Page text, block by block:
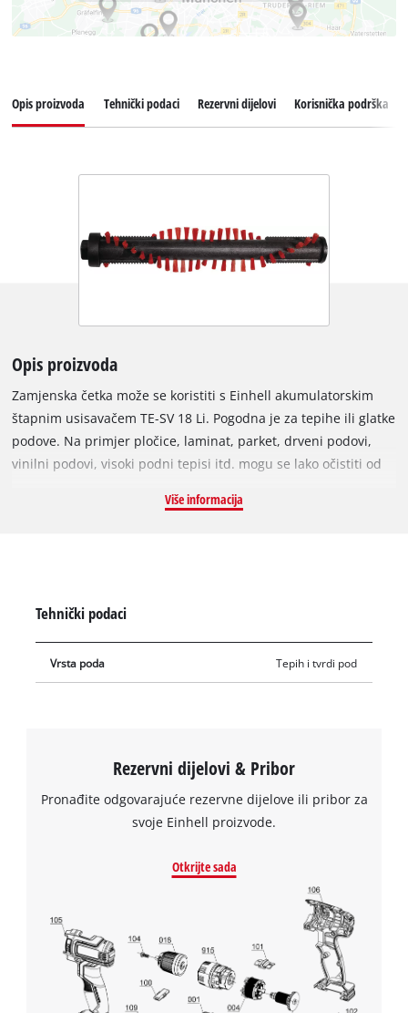
Opis proizvoda Tehnički podaci Rezervni dijelovi Korisnička podrška
Opis proizvoda
Zamjenska četka može se koristiti s Einhell akumulatorskim
štapnim usisavačem TE-SV 18 Li. Pogodna je za tepihe ili glatke
podove. Na primjer pločice, laminat, parket, drveni podovi,
vinilni podovi, visoki podni tepisi itd. mogu se lako očistiti od
prljavštinu. Ovo čini dubinsko čišćenje tepiha iznimno laganim
Više informacija
Tehnički podaci
Vrsta poda Tepih i tvrdi pod
Rezervni dijelovi & Pribor
Pronađite odgovarajuće rezervne dijelove ili pribor za
svoje Einhell proizvode.
Otkrijte sada